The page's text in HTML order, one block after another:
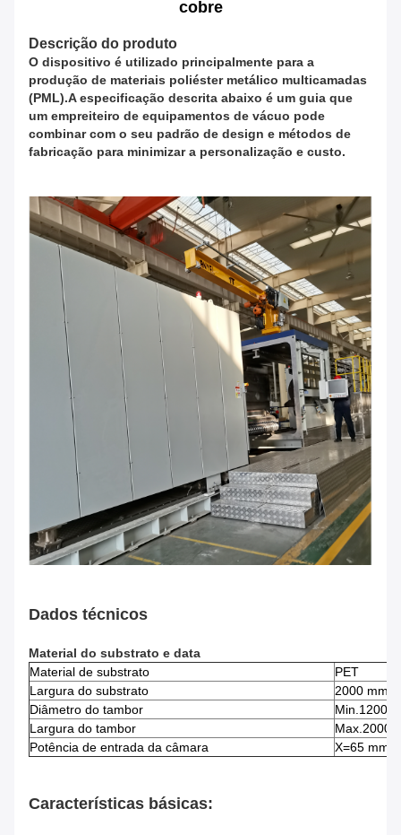
cobre
Descrição do produto
O dispositivo é utilizado principalmente para a
produção de materiais poliéster metálico multicamadas
(PML).A especificação descrita abaixo é um guia que
um empreiteiro de equipamentos de vácuo pode
combinar com o seu padrão de design e métodos de
fabricação para minimizar a personalização e custo.
Dados técnicos
Material do substrato e data
Material de substrato
PET
Largura do substrato
2000 mm
Diâmetro do tambor
Min.1200
Largura do tambor
Max.2000
Potência de entrada da câmara
X=65 mm
Características básicas: